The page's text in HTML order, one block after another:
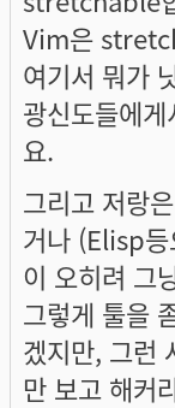
Vim은
여기서 뭐가
광신도들에
요.
그리고 저랑
거나 (Elisp등
이 오히려 그
그렇게 툴을
겠지만, 그런
만 보고 해커